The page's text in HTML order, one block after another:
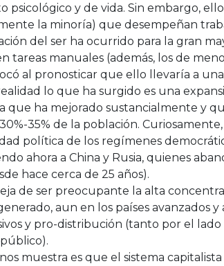
psicológico y de vida. Sin embargo,
la minoría) que desempeñan
del ser ha ocurrido para la gran
tareas manuales (además, los de
al pronosticar que ello llevaría a una
lo que ha surgido es una
que ha mejorado sustancialmente y
35% de la población. Curiosamente,
política de los regímenes
ahora a China y Rusia, quienes
hace cerca de 25 años).
de ser preocupante la alta
aun en los países avanzados y
y pro-distribución (tanto por el
muestra es que el sistema